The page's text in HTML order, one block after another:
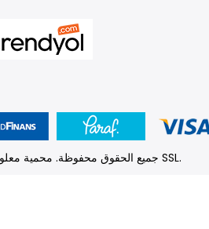
© 2026 جميع الحقوق محفوظة. محمية معلومات بطاقة الائتمان الخاصة بك عن طريق 256 بت SSL.